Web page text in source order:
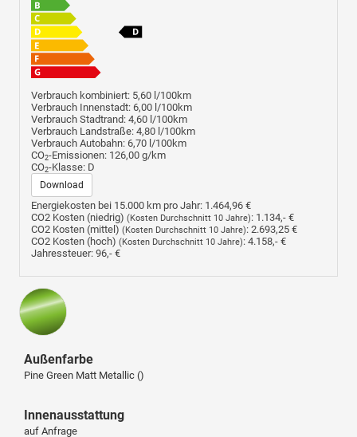
Verbrauch kombiniert: 5,60 l/100km
Verbrauch Innenstadt: 6,00 l/100km
Verbrauch Stadtrand: 4,60 l/100km
Verbrauch Landstraße: 4,80 l/100km
Verbrauch Autobahn: 6,70 l/100km
CO2-Emissionen: 126,00 g/km
CO2-Klasse: D
Download
Energiekosten bei 15.000 km pro Jahr: 1.464,96 €
CO2 Kosten (niedrig) (Kosten Durchschnitt 10 Jahre): 1.134,- €
CO2 Kosten (mittel) (Kosten Durchschnitt 10 Jahre): 2.693,25 €
CO2 Kosten (hoch) (Kosten Durchschnitt 10 Jahre): 4.158,- €
Jahressteuer: 96,- €
Außenfarbe
Pine Green Matt Metallic ()
Innenausstattung
auf Anfrage